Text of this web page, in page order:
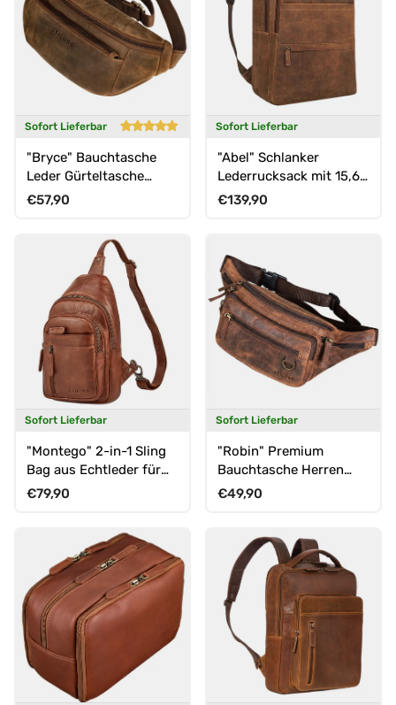
Sofort Lieferbar
"Bryce" Bauchtasche
Leder Gürteltasche
Vintage
Normaler Preis
€57,90
Sofort Lieferbar
"Abel" Schlanker
Lederrucksack mit 15,6
Zoll Laptop-Fach Herren
Normaler Preis
€139,90
Sofort Lieferbar
"Montego" 2-in-1 Sling
Bag aus Echtleder für
Herren
Normaler Preis
€79,90
Sofort Lieferbar
"Robin" Premium
Bauchtasche Herren
Leder mit 6
Normaler Preis
€49,90